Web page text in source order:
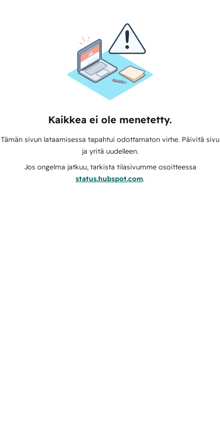
Kaikkea ei ole menetetty.
Tämän sivun lataamisessa tapahtui odottamaton virhe. Päivitä sivu
ja yritä uudelleen.
Jos ongelma jatkuu, tarkista tilasivumme osoitteessa
status.hubspot.com.